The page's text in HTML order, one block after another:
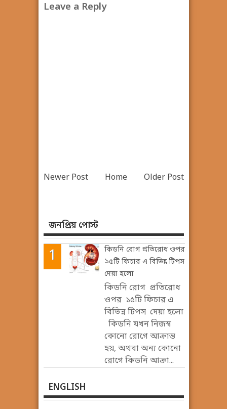
Leave a Reply
Newer Post Older Post
Home
জনপ্রিয় পোস্ট
কিডনি রোগ প্রতিরোধ ওপর
১৫টি ফিচার এ বিভিন্ন টিপস
দেয়া হলো
কিডনি রোগ প্রতিরোধ
ওপর ১৫টি ফিচার এ
বিভিন্ন টিপস দেয়া হলো
কিডনি যখন নিজস্ব
কোনো রোগে আক্রান্ত
হয়, অথবা অন্য কোনো
রোগে কিডনি আক্রা...
ENGLISH